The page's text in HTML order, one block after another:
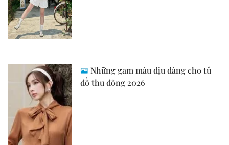
Những gam màu dịu dàng cho tủ
đồ thu đông 2026